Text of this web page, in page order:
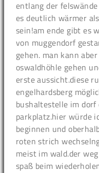
entlang der
es deutlich wärmer
sein!am ende gibt es
von muggendorf
gehen. man kann
oswaldhöhle gehen
erste aussicht.diese
engelhardsberg
bushaltestelle im dorf
parkplatz.hier würde
beginnen und
roten strich
meist im wald.der
spaß beim